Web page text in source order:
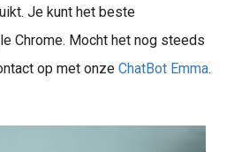
Je kunt het beste
Chrome. Mocht het nog steeds
op met onze ChatBot Emma.